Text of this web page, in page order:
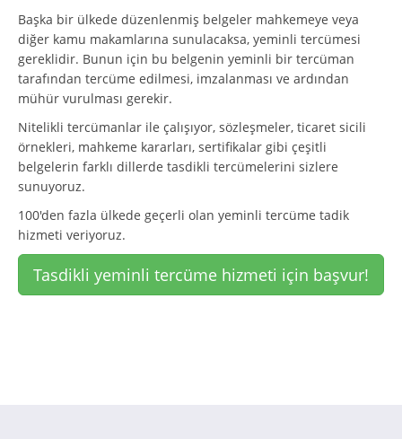
Başka bir ülkede düzenlenmiş belgeler mahkemeye veya
diğer kamu makamlarına sunulacaksa, yeminli tercümesi
gereklidir. Bunun için bu belgenin yeminli bir tercüman
tarafından tercüme edilmesi, imzalanması ve ardından
mühür vurulması gerekir.
Nitelikli tercümanlar ile çalışıyor, sözleşmeler, ticaret sicili
örnekleri, mahkeme kararları, sertifikalar gibi çeşitli
belgelerin farklı dillerde tasdikli tercümelerini sizlere
sunuyoruz.
100'den fazla ülkede geçerli olan yeminli tercüme tadik
hizmeti veriyoruz.
Tasdikli yeminli tercüme hizmeti için başvur!